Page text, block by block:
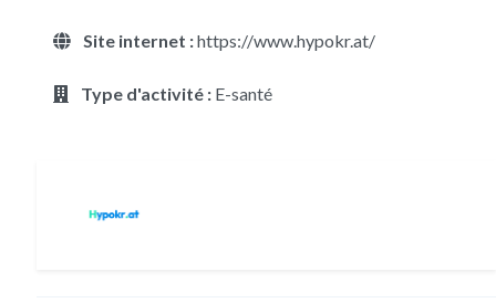
Site internet :https://www.hypokr.at/
Type d'activité : E-santé